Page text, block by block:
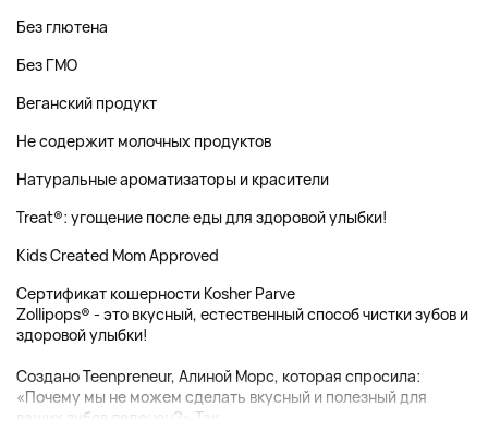
Без глютена
Без ГМО
Веганский продукт
Не содержит молочных продуктов
Натуральные ароматизаторы и красители
Treat®: угощение после еды для здоровой улыбки!
Kids Created Mom Approved
Сертификат кошерности Kosher Parve
Zollipops® - это вкусный, естественный способ чистки зубов и
здоровой улыбки!
Создано Teenpreneur, Алиной Морс, которая спросила:
«Почему мы не можем сделать вкусный и полезный для
ваших зубов леденец?» Так...